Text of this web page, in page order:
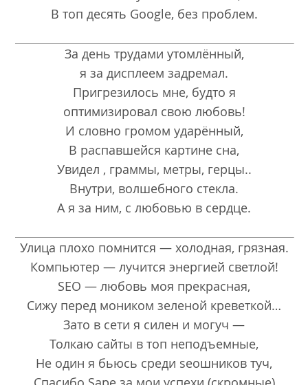
В топ десять Google, без проблем.
За день трудами утомлённый,
я за дисплеем задремал.
Пригрезилось мне, будто я
оптимизировал свою любовь!
И словно громом ударённый,
В распавшейся картине сна,
Увидел , граммы, метры, герцы..
Внутри, волшебного стекла.
А я за ним, с любовью в сердце.
Улица плохо помнится — холодная, грязная.
Компьютер — лучится энергией светлой!
SEO — любовь моя прекрасная,
Сижу перед моником зеленой креветкой…
Зато в сети я силен и могуч —
Толкаю сайты в топ неподъемные,
Не один я бьюсь среди seoшников туч,